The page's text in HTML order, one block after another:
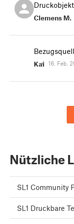
Clemens M.
Kai 16. Feb.
Nützliche
SL1 Community
SL1 Druckbare